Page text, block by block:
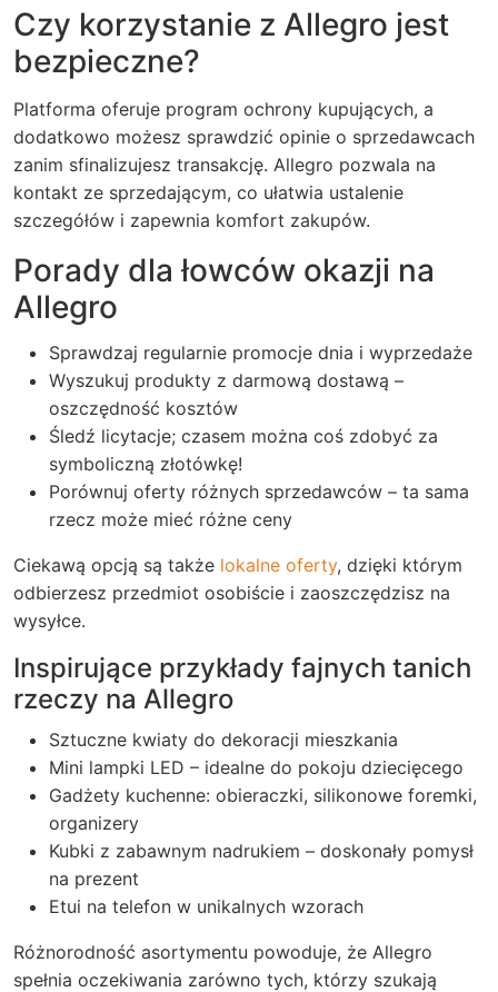
Czy korzystanie z Allegro jest
bezpieczne?
Platforma oferuje program ochrony kupujących, a
dodatkowo możesz sprawdzić opinie o sprzedawcach
zanim sfinalizujesz transakcję. Allegro pozwala na
kontakt ze sprzedającym, co ułatwia ustalenie
szczegółów i zapewnia komfort zakupów.
Porady dla łowców okazji na
Allegro
Sprawdzaj regularnie promocje dnia i wyprzedaże
Wyszukuj produkty z darmową dostawą –
oszczędność kosztów
Śledź licytacje; czasem można coś zdobyć za
symboliczną złotówkę!
Porównuj oferty różnych sprzedawców – ta sama
rzecz może mieć różne ceny
Ciekawą opcją są także lokalne oferty, dzięki którym
odbierzesz przedmiot osobiście i zaoszczędzisz na
wysyłce.
Inspirujące przykłady fajnych tanich
rzeczy na Allegro
Sztuczne kwiaty do dekoracji mieszkania
Mini lampki LED – idealne do pokoju dziecięcego
Gadżety kuchenne: obieraczki, silikonowe foremki,
organizery
Kubki z zabawnym nadrukiem – doskonały pomysł
na prezent
Etui na telefon w unikalnych wzorach
Różnorodność asortymentu powoduje, że Allegro
spełnia oczekiwania zarówno tych, którzy szukają